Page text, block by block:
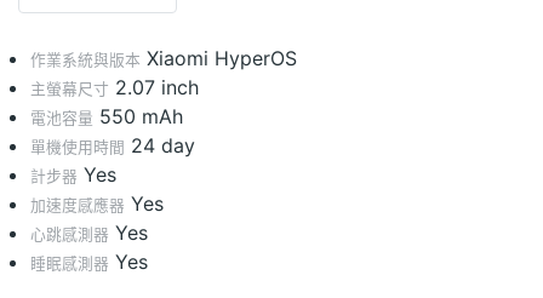
作業系統與版本 Xiaomi HyperOS
主螢幕尺寸 2.07 inch
電池容量 550 mAh
單機使用時間 24 day
計步器 Yes
加速度感應器 Yes
心跳感測器 Yes
睡眠感測器 Yes